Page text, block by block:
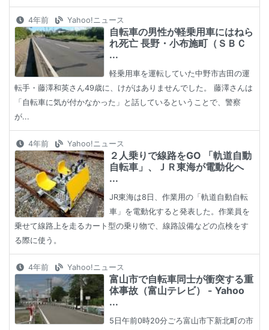
4年前 Yahoo!ニュース
自転車の男性が軽乗用車にはねら
れ死亡 長野・小布施町（ＳＢＣ
...
軽乗用車を運転していた中野市吉田の運
転手・藤澤和英さん49歳に、けがはありませんでした。 藤澤さんは
「自転車に気が付かなかった」と話しているということで、警察
が...
4年前 Yahoo!ニュース
２人乗りで線路をGO 「軌道自動
自転車」、ＪＲ東海が電動化へ
...
JR東海は8日、作業用の「軌道自動自転
車」を電動化すると発表した。作業員を
乗せて線路上を走るカート型の乗り物で、線路設備などの点検をす
る際に使う。
4年前 Yahoo!ニュース
富山市で自転車同士が衝突する重
体事故（富山テレビ） - Yahoo
...
5日午前0時20分ごろ富山市下新北町の市